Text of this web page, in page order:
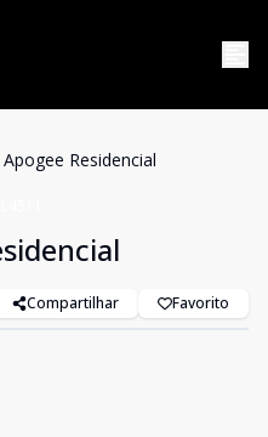
Residencial
Compartilhar Favorito